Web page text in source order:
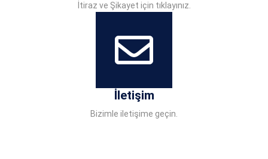
İtiraz ve Şikayet için tıklayınız.
İletişim
Bizimle iletişime geçin.